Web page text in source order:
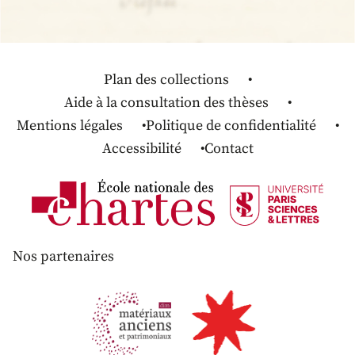
Plan des collections
Aide à la consultation des thèses
Mentions légales
Politique de confidentialité
Accessibilité
Contact
Nos partenaires